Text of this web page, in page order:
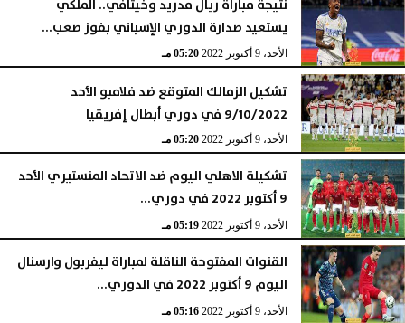
نتيجة مباراة ريال مدريد وخيتافي.. الملكي
يستعيد صدارة الدوري الإسباني بفوز صعب...
الأحد، 9 أكتوبر 2022 05:20 مـ
تشكيل الزمالك المتوقع ضد فلامبو الأحد
9/10/2022 في دوري أبطال إفريقيا
الأحد، 9 أكتوبر 2022 05:20 مـ
تشكيلة الاهلي اليوم ضد الاتحاد المنستيري الأحد
9 أكتوبر 2022 في دوري...
الأحد، 9 أكتوبر 2022 05:19 مـ
القنوات المفتوحة الناقلة لمباراة ليفربول وارسنال
اليوم 9 أكتوبر 2022 في الدوري...
الأحد، 9 أكتوبر 2022 05:16 مـ